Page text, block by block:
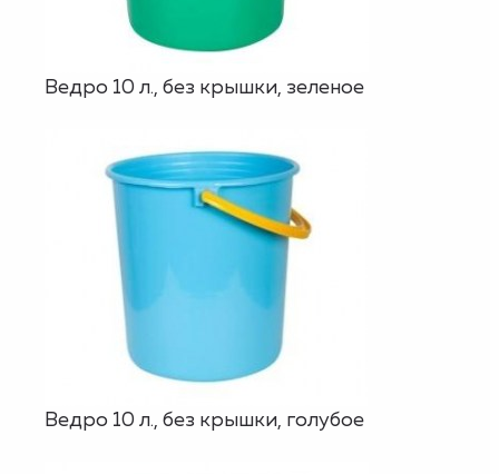
Ведро 10 л., без крышки, зеленое
Ведро 10 л., без крышки, голубое